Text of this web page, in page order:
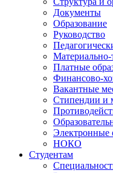
Документы
Образование
Руководство
Материально-
Платные
Финансово-
Вакантные
Стипендии и
Электронные
НОКО
Студентам